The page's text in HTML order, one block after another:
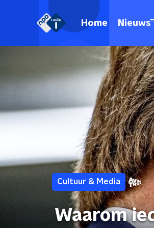
Home Nieuws
Cultuur & Media
Waarom